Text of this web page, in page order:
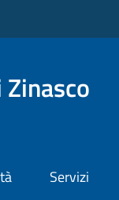
Servizi